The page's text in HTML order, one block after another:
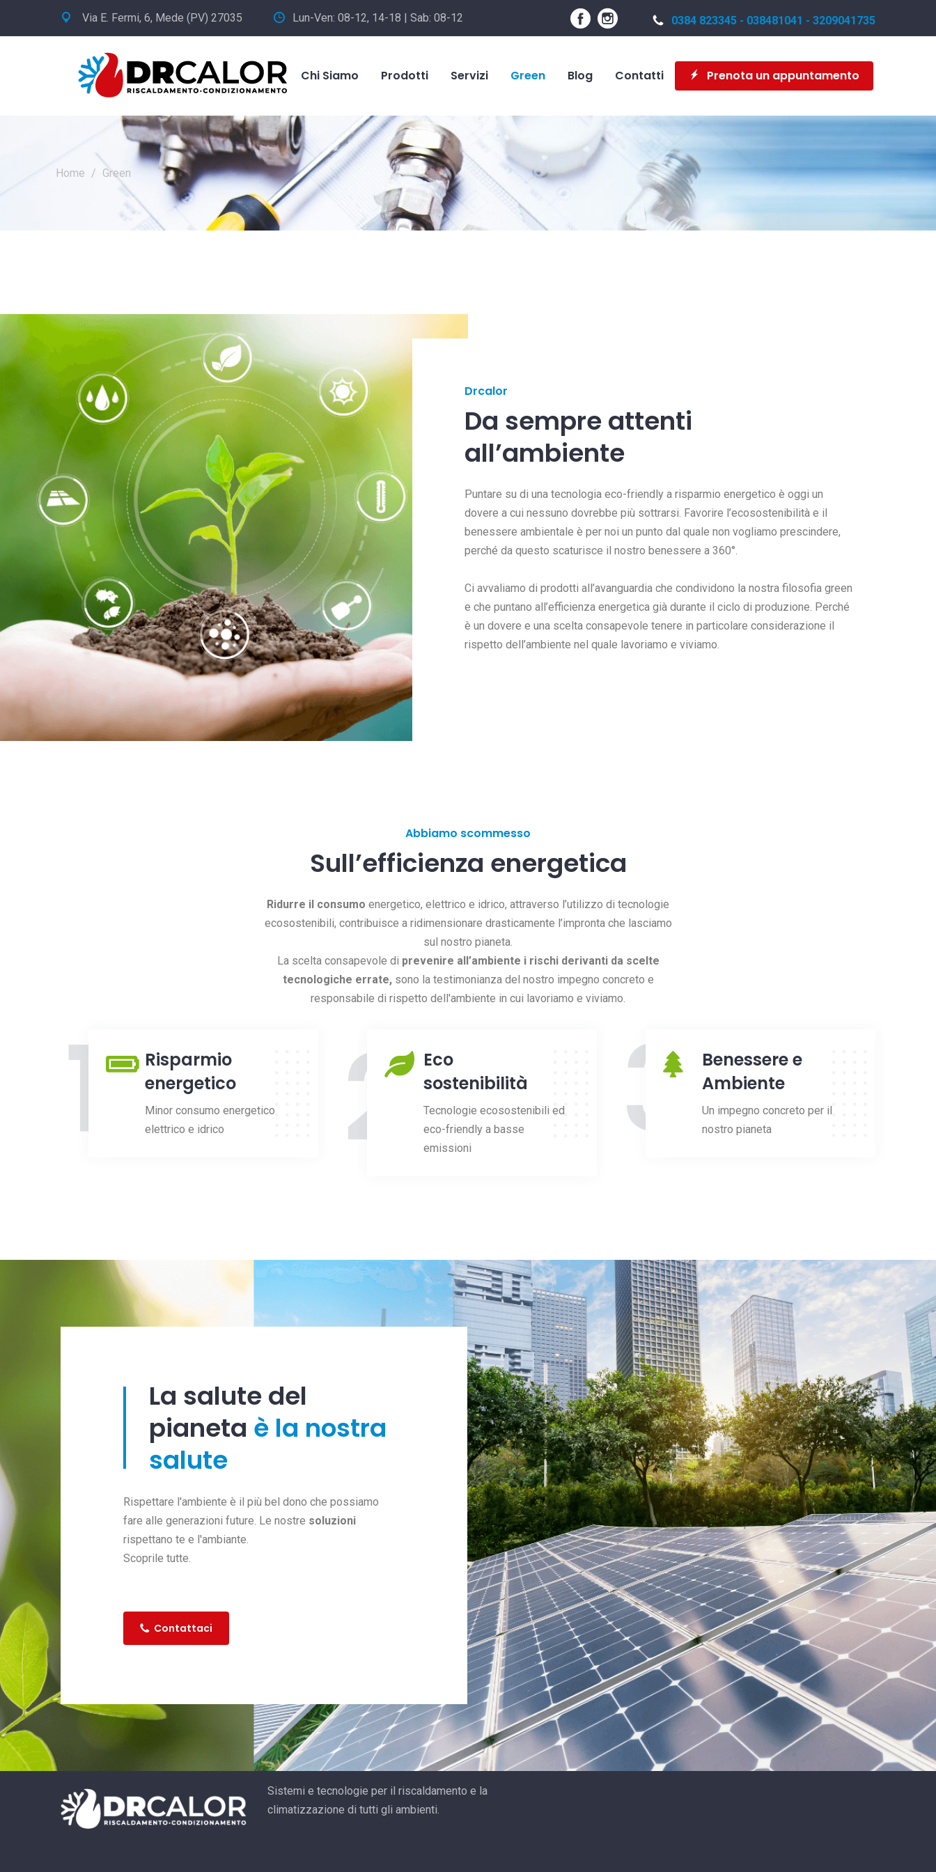
Via E. Fermi, 6, Mede (PV) 27035 Lun-Ven: 08-12, 14-18 | Sab: 08-12 0384 823345 - 038481041 - 3209041735
Chi Siamo Prodotti Servizi Green Blog Contatti Prenota un appuntamento
Home / Green
Drcalor
Da sempre attenti
all’ambiente
Puntare su di una tecnologia eco-friendly a risparmio energetico è oggi un
dovere a cui nessuno dovrebbe più sottrarsi. Favorire l’ecosostenibilità e il
benessere ambientale è per noi un punto dal quale non vogliamo prescindere,
perché da questo scaturisce il nostro benessere a 360°.
Ci avvaliamo di prodotti all’avanguardia che condividono la nostra filosofia green
e che puntano all’efficienza energetica già durante il ciclo di produzione. Perché
è un dovere e una scelta consapevole tenere in particolare considerazione il
rispetto dell’ambiente nel quale lavoriamo e viviamo.
Abbiamo scommesso
Sull’efficienza energetica
Ridurre il consumo energetico, elettrico e idrico, attraverso l’utilizzo di tecnologie
ecosostenibili, contribuisce a ridimensionare drasticamente l’impronta che lasciamo
sul nostro pianeta.
La scelta consapevole di prevenire all’ambiente i rischi derivanti da scelte
tecnologiche errate,sono la testimonianza del nostro impegno concreto e
responsabile di rispetto dell'ambiente in cui lavoriamo e viviamo.
1
Risparmio
energetico
Minor consumo energetico
elettrico e idrico
2
Eco
sostenibilità
Tecnologie ecosostenibili ed
eco-friendly a basse
emissioni
3
Benessere e
Ambiente
Un impegno concreto per il
nostro pianeta
La salute del
pianeta è la nostra
salute
Rispettare l'ambiente è il più bel dono che possiamo
fare alle generazioni future. Le nostre soluzioni
rispettano te e l'ambiante.
Scoprile tutte.
Contattaci
Sistemi e tecnologie per il riscaldamento e la
climatizzazione di tutti gli ambienti.